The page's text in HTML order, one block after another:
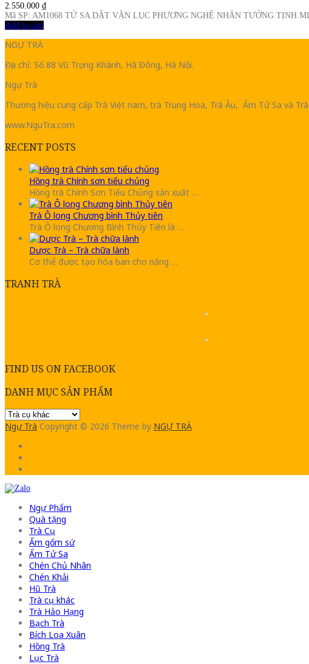
2.550.000 ₫
Mã SP: AM1068 TỬ SA DẬT VẬN LỤC PHƯƠNG NGHỆ NHÂN TƯỞNG TỊNH
Add to cart
NGỰ TRÀ
Địa chỉ: Số 88 Vũ Trọng Khánh, Hà Đông, Hà Nội.
Ngự Trà
Thương hiệu cung cấp Trà Việt nam, trà Trung Hoa, Trà Âu, Ấm Tử Sa và
www.NguTra.com
RECENT POSTS
Hồng trà Chính sơn tiểu chủng
Hồng trà Chính Sơn Tiểu Chủng sản xuất …
Trà Ô long Chương bình Thủy tiên
Trà Ô long Chương Bình Thủy Tiên là …
Dược Trà – Trà chữa lành
Cơ thể được tạo hóa ban cho năng …
TRANH TRÀ
FIND US ON FACEBOOK
DANH MỤC SẢN PHẨM
Ngự Trà Copyright © 2026 Theme by NGỰ TRÀ
Ngự Phẩm
Quà tặng
Trà Cụ
Ấm gốm sứ
Ấm Tử Sa
Chén Chủ Nhân
Chén Khải
Hũ Trà
Trà cụ khác
Trà Hảo Hạng
Bạch Trà
Bích Loa Xuân
Hồng Trà
Lục Trà